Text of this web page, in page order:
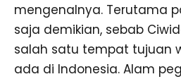
mengenalnya. Terutama
saja demikian, sebab
salah satu tempat tujuan
ada di Indonesia. Alam